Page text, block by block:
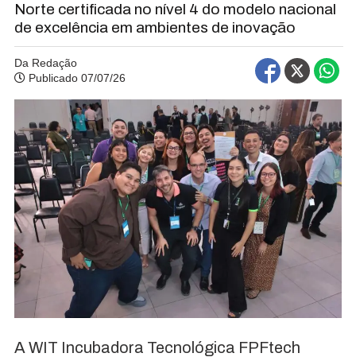
Norte certificada no nível 4 do modelo nacional
de excelência em ambientes de inovação
Da Redação
Publicado 07/07/26
A WIT Incubadora Tecnológica FPFtech